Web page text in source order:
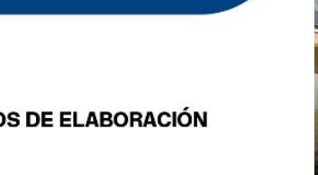
La Comisión Provincial por la Memoria (CPM), el